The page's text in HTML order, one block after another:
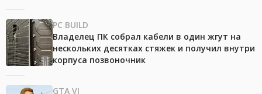
PC BUILD
Владелец ПК собрал кабели в один жгут на
нескольких десятках стяжек и получил внутри
корпуса позвоночник
GTA VI